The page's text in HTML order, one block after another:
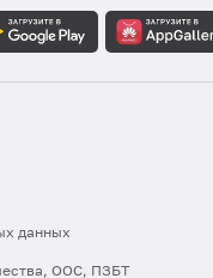
данных
ООС, ПЗБТ